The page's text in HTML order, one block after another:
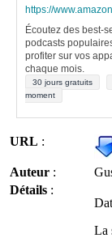
https://
Écoutez des best-
podcasts
profiter sur vos
chaque mois.
30 jours gratuits
moment
URL :
Auteur :
Détails :
La